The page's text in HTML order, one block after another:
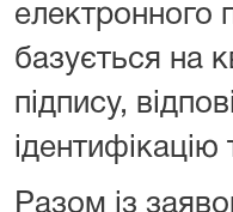
електронного
базується на
підпису,
ідентифікацію
Разом із